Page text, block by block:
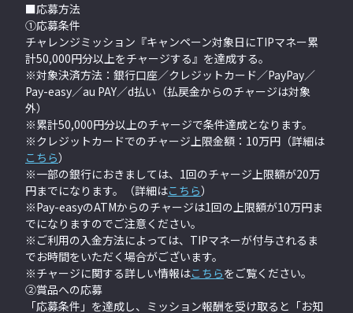
■応募方法
①応募条件
チャレンジミッション『キャンペーン対象日にTIPマネー累
計50,000円分以上をチャージする』を達成する。
※対象決済方法：銀行口座／クレジットカード／PayPay／
Pay-easy／au PAY／d払い（払戻金からのチャージは対象
外）
※累計50,000円分以上のチャージで条件達成となります。
※クレジットカードでのチャージ上限金額：10万円（詳細は
こちら）
※一部の銀行におきましては、1回のチャージ上限額が20万
円までになります。（詳細はこちら）
※Pay-easyのATMからのチャージは1回の上限額が10万円ま
でになりますのでご注意ください。
※ご利用の入金方法によっては、TIPマネーが付与されるま
でお時間をいただく場合がございます。
※チャージに関する詳しい情報はこちらをご覧ください。
②賞品への応募
「応募条件」を達成し、ミッション報酬を受け取ると「お知